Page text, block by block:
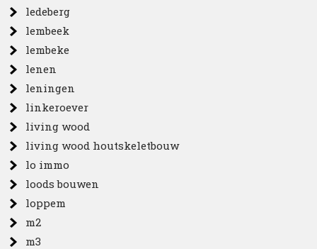
ledeberg
lembeek
lembeke
lenen
leningen
linkeroever
living wood
living wood houtskeletbouw
lo immo
loods bouwen
loppem
m2
m3